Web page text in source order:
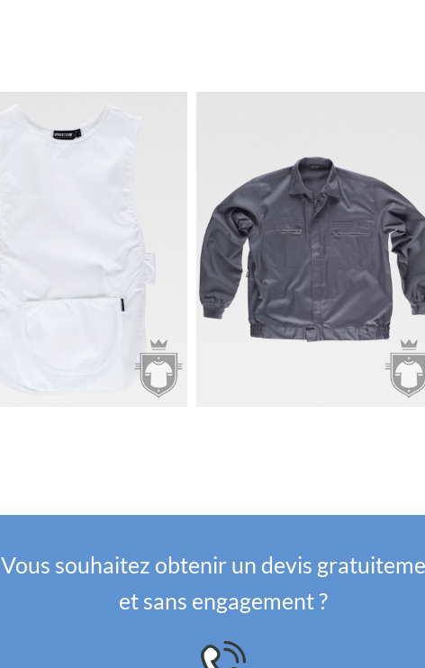
Vous souhaitez obtenir un devis
et sans engagement ?